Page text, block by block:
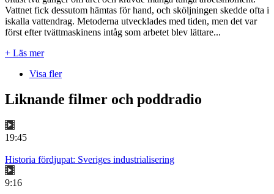
Vattnet fick dessutom hämtas för hand, och sköljningen skedde ofta i
iskalla vattendrag. Metoderna utvecklades med tiden, men det var
först efter tvättmaskinens intåg som arbetet blev lättare...
+ Läs mer
Visa fler
Liknande filmer och poddradio
19:45
Historia fördjupat: Sveriges industrialisering
9:16